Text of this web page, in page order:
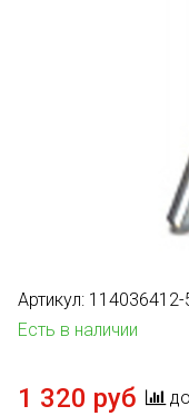
Артикул: 114036412-
Есть в наличии
1 320 руб